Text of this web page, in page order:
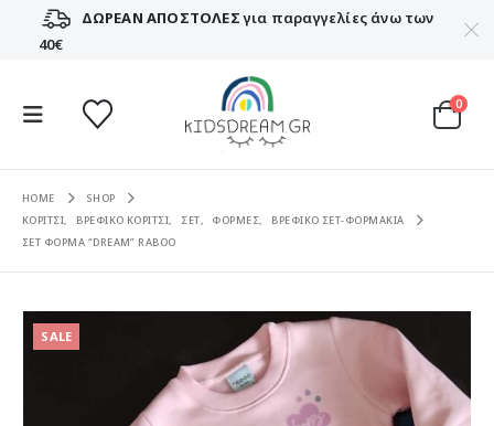
ΔΩΡΕΑΝ ΑΠΟΣΤΟΛΕΣγια παραγγελίες άνω των
40€
0
HOME
SHOP
ΚΟΡΙΤΣΙ, ΒΡΕΦΙΚΟ ΚΟΡΙΤΣΙ, ΣΕΤ, ΦΟΡΜΕΣ,
ΒΡΕΦΙΚΟ ΣΕΤ-ΦΟΡΜΑΚΙΑ
ΣΕΤ ΦΟΡΜΑ “DREAM” RABOO
SALE